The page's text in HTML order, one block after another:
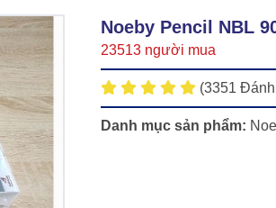
Noeby Pencil NBL
23513 người mua
(3351
Danh mục sản phẩm: